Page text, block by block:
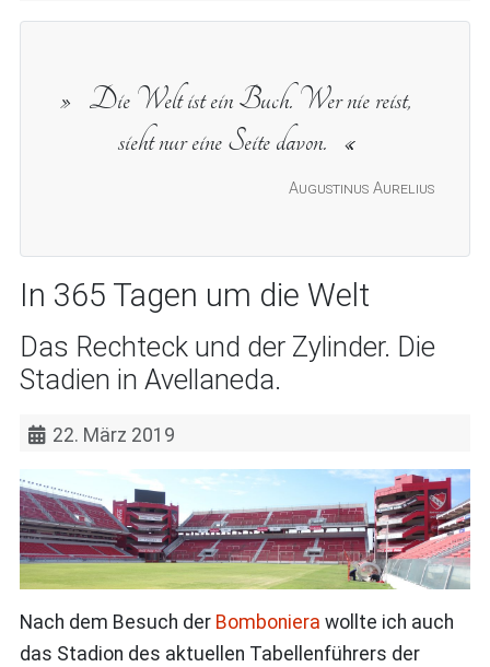
Augustinus Aurelius
Die Welt ist ein Buch. Wer nie reist,
sieht nur eine Seite davon.
In 365 Tagen um die Welt
Das Rechteck und der Zylinder. Die
Stadien in Avellaneda.
22. März 2019
Nach dem Besuch der Bomboniera wollte ich auch
das Stadion des aktuellen Tabellenführers der